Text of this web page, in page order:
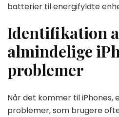
batterier til energifyldte
Identifikation
almindelige
problemer
Når det kommer til
problemer, som brugere